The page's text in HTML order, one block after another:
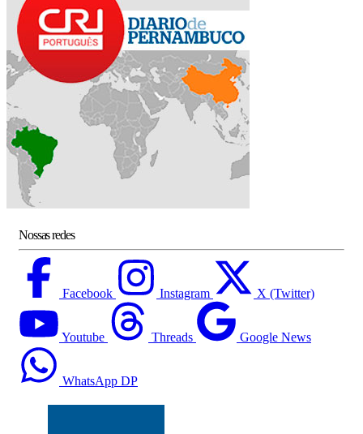
Nossas redes
Facebook Instagram X (Twitter)
Youtube Threads Google News
WhatsApp DP